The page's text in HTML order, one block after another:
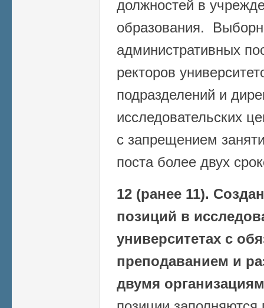
должностей в
образования.
административных
ректоров
подразделений и
исследовательских
с запрещением
поста более двух
12 (ранее 11).
позиций в
университетах с
преподаванием и
двумя